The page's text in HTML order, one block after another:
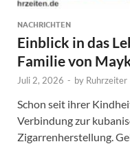
NACHRICHTEN
Einblick in das
Familie von
Juli 2, 2026 - by Ruhrzeiter
Schon seit ihrer
Verbindung zur
Zigarrenherstellung.